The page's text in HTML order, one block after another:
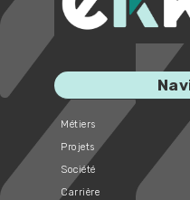
Métiers
Projets
Société
Carrière